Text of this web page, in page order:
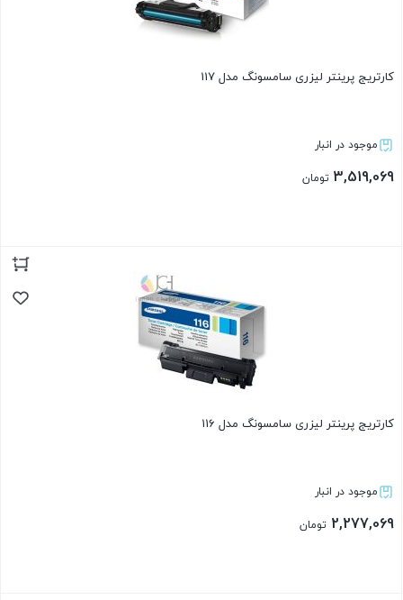
کارتریج پرینتر لیزری سامسونگ مدل 117
موجود در انبار
3,519,069 تومان
کارتریج پرینتر لیزری سامسونگ مدل 116
موجود در انبار
2,277,069 تومان